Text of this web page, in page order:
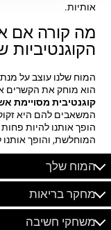
אותיות.
מה קורה אם
הקוגנטיביות
המוח שלנו עוצב על
הוא מוחק את הקשרים
קוגנטיבית מסויימת
המשאבים להם היא
הופך אותנו להיות
המוחלשת, והופך אותנו
המוח שלך
מחקר בריאות
משחקי חשיבה